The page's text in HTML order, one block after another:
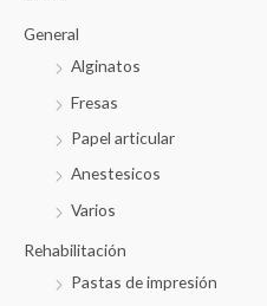
General
Alginatos
Fresas
Papel articular
Anestesicos
Varios
Rehabilitación
Pastas de impresión